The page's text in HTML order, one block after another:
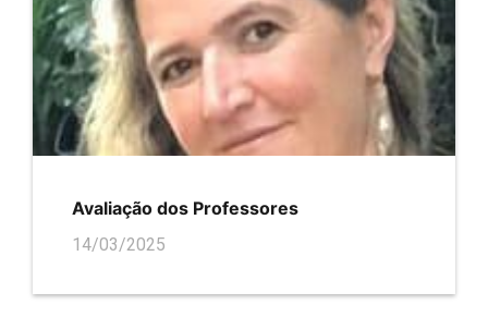
Avaliação dos Professores
14/03/2025